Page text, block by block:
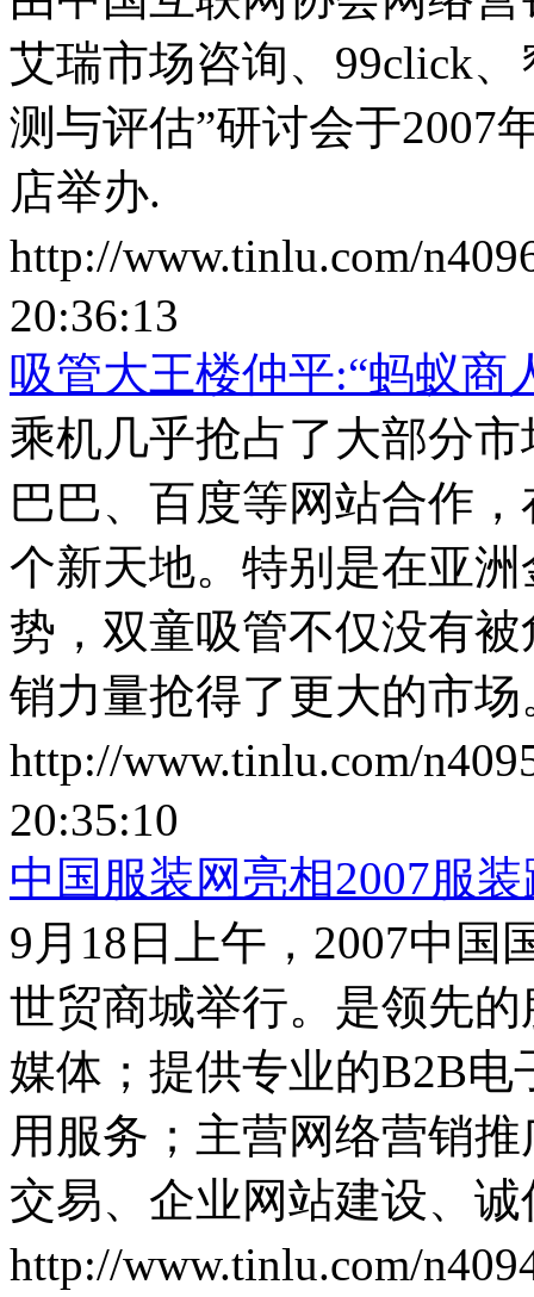
艾瑞市场咨询、99click
测与评估”研讨会于2007
店举办.
http://www.tinlu.com/
20:36:13
吸管大王楼仲平:“蚂蚁商
乘机几乎抢占了大部分
巴巴、百度等网站合作
个新天地。特别是在亚
势，双童吸管不仅没有
销力量抢得了更大的市场
http://www.tinlu.com/
20:35:10
中国服装网亮相2007服
9月18日上午，2007中国
世贸商城举行。是领先
媒体；提供专业的B2B
用服务；主营网络营销
交易、企业网站建设、
http://www.tinlu.com/